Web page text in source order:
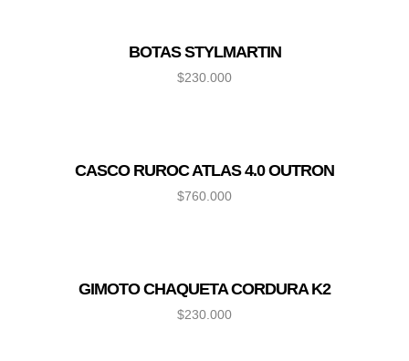
BOTAS STYLMARTIN
$230.000
CASCO RUROC ATLAS 4.0 OUTRON
$760.000
GIMOTO CHAQUETA CORDURA K2
$230.000